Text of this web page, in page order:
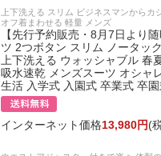
上下洗える スリム ビジネスマンからカ
オフ着まわせる 軽量 メンズ
【先行予約販売・8月7日より
ツ 2つボタン スリム ノータッ
上下洗える ウォッシャブル 春
吸水速乾 メンズスーツ オシャ
生活 入学式 入園式 卒業式 卒
インターネット価格13,980円(